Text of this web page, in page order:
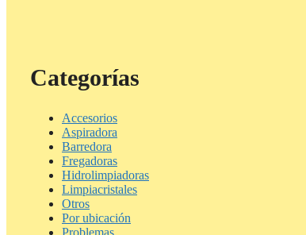
Categorías
Accesorios
Aspiradora
Barredora
Fregadoras
Hidrolimpiadoras
Limpiacristales
Otros
Por ubicación
Problemas